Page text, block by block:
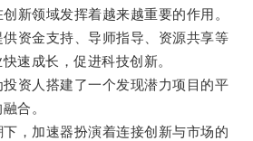
领域发挥着越来越重要的作用。
金支持、导师指导、资源共享等
速成长，促进科技创新。
人搭建了一个发现潜力项目的平
合。
加速器扮演着连接创新与市场的